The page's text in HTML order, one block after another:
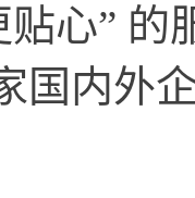
心” 的
国内外